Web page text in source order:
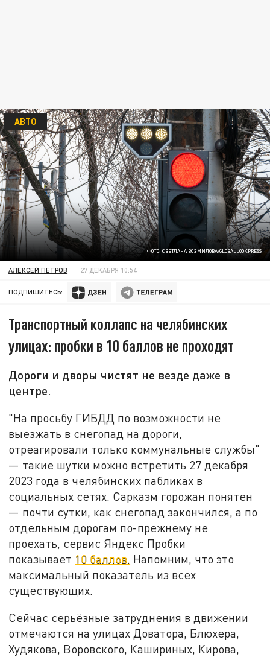
ФОТО: СВЕТЛАНА ВОЗМИЛОВА/GLOBALLOOKPRESS
АВТО
АЛЕКСЕЙ ПЕТРОВ 27 ДЕКАБРЯ 10:54
ПОДПИШИТЕСЬ:
Транспортный коллапс на челябинских
улицах: пробки в 10 баллов не проходят
Дороги и дворы чистят не везде даже в
центре.
"На просьбу ГИБДД по возможнocти не
выезжaть в снегопaд на дopoги,
отpeaгировали только коммyнальные службы"
— такие шутки можно встретить 27 декабря
2023 года в челябинских пабликах в
социальных сетях. Сарказм горожан понятен
— почти сутки, как снегопад закончился, а по
отдельным дорогам по-прежнему не
проехать, сервис Яндекс Пробки
показывает 10 баллов. Напомним, что это
максимальный показатель из всех
существующих.
Сейчас серьёзные затруднения в движении
отмечаются на улицах Доватора, Блюхера,
Худякова, Воровского, Кашириных, Кирова,